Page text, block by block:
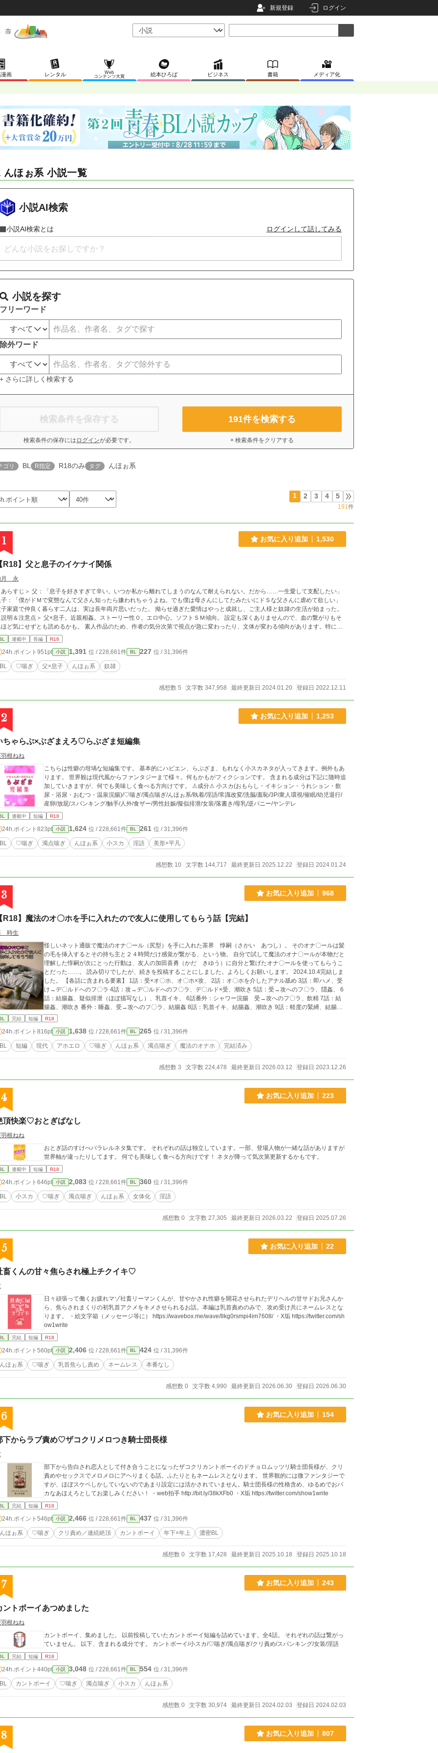
新規登録 ログイン
画 レンタル
Web
コンテンツ大賞
絵本ひろば ビジネス 書籍 メディア化
んほぉ系 小説一覧
小説AI検索
小説AI検索とは ログインして話してみる
小説を探す
フリーワード
除外ワード
+ さらに詳しく検索する
検索条件を保存する
検索条件の保存には ログインが必要です。
191件を検索する
× 検索条件をクリアする
ゴリ BL R指定 R18のみ タグ んほぉ系
1 2 3 4 5
191件
1 お気に入り追加 1,530
R18】父と息子のイケナイ関係
月 永
らすじ＞ 父：「息子を好きすぎて辛い。いつか私から離れてしまうのなんて耐えられない。だから……一生愛して支配したい」
：「僕がドＭで変態なんて父さん知ったら嫌われちゃうよね。でも僕は母さんにしてたみたいにドＳな父さんに虐めて欲しい」
家庭で仲良く暮らす二人は、実は長年両片思いだった。 拗らせ過ぎた愛情はやっと成就し、ご主人様と奴隷の生活が始まった。
明＆注意点＞ 父×息子。近親相姦。ストーリー性０。エロ中心。ソフトＳＭ傾向。 設定も深くありませんので、血の繋がりもそ
せずとも読めるかも。 素人作品のため、作者の気分次第で視点が急に変わったり、文体が変わる傾向があります。特にエ
章を試行錯誤中。 誤字脱字、話中の矛盾、変態プレイなど気になら方はどうぞ頭からっぽにして読んでください。 ＜キャラクタ
書＞ ●父：御主人様。40代。Ｓっ気あり。年齢に見合わず絶倫。妻（母）を亡くしてから息子が生きがい。歪んだ愛が蓄積し、
を奴隷とする。 息子を育てるために、在宅で出来る仕事をし、家事全般にも優秀。 ●息子：大学生。20代。快感に弱く流されや
。父限定で淫乱ビッチ奴隷。物心がついた頃からドＭだと自覚あり。母似で、幼少は女の子とからかわれるのが嫌で、今は適度
体を鍛えて身長も高い。通常時は父を「オヤジ」、自分を「俺」と呼ぶが、えっちな状況や気分になると「父さん」「僕」と無
連載中 長編 R18
24h.ポイント 951pt 小説 1,391 位 / 228,661件 BL 227 位 / 31,396件
BL ♡喘ぎ 父×息子 んほぉ系 奴隷
感想数 5 文字数 347,958 最終更新日 2024.01.20 登録日 2022.12.11
2 お気に入り追加 1,253
ちゃらぶ×ぶざまえろ♡らぶざま短編集
根ねね
こちらは性癖の坩堝な短編集です。 基本的にハピエン、らぶざま、もれなく小スカネタが入ってきます。例外もあ
ります。 世界観は現代風からファンタジーまで様々。何もかもがフィクションです。 含まれる成分は下記に随時追
加していきますが、何でも美味しく食べる方向けです。 ⚠成分⚠ 小スカ(おもらし・イキション・うれション・飲
尿・浴尿・おむつ・温泉浣腸)/♡喘ぎ/濁点喘ぎ/んほぉ系/執着/淫語/常識改変/洗脳/羞恥/3P/衆人環視/催眠/幼児退行/
産卵/放屁/スパンキング/触手/人外/食ザー/男性妊娠/擬似排泄/女装/落書き/母乳/逆バニー/ヤンデレ
連載中 短編 R18
24h.ポイント 823pt 小説 1,624 位 / 228,661件 BL 261 位 / 31,396件
BL ♡喘ぎ 濁点喘ぎ んほぉ系 小スカ 淫語 美形×平凡
感想数 10 文字数 144,717 最終更新日 2025.12.22 登録日 2024.01.24
3 お気に入り追加 968
R18】魔法のオ〇ホを手に入れたので友人に使用してもらう話【完結】
時生
怪しいネット通販で魔法のオナ〇ール（尻型）を手に入れた茶界 惇嗣（さかい あつし）。 そのオナ〇ールは髪
の毛を挿入するとその持ち主と２４時間だけ感覚が繋がる、という物。 自分で試して魔法のオナ〇ールが本物だと
理解した惇嗣が次にとった行動は、友人の加田喜勇（かだ きゆう）に自分と繋げたオナ〇ールを使ってもらうこ
とだった……。 読み切りでしたが、続きを投稿することにしました。よろしくお願いします。 2024.10.4完結しま
した。 【各話に含まれる要素】 1話：受×オ〇ホ、オ〇ホ×攻、 2話：オ〇ホを介したアナル舐め 3話：即ハメ、受
け→デ〇ルドへのフ〇ラ 4話：攻→デ〇ルドへのフ〇ラ、デ〇ルド×受、潮吹き 5話：受→攻へのフ〇ラ、隠姦、 6
話：結腸姦、疑似排泄（ほぼ描写なし）、乳首イキ、 6話番外：シャワー浣腸 受→攻へのフ〇ラ、飲精 7話：結
腸姦、潮吹き 番外：睡姦、受→攻へのフ〇ラ、結腸姦 8話：乳首イキ、結腸姦、潮吹き 9話：軽度の緊縛、結腸姦
10話：結腸姦、潮吹き 番外：尿道ブジー、結腸姦、潮吹き
完結 短編 R18
24h.ポイント 816pt 小説 1,638 位 / 228,661件 BL 265 位 / 31,396件
BL 短編 現代 アホエロ ♡喘ぎ んほぉ系 濁点喘ぎ 魔法のオナホ 完結済み
感想数 3 文字数 224,478 最終更新日 2026.03.12 登録日 2023.12.26
4 お気に入り追加 223
頂快楽♡おとぎばなし
根ねね
おとぎ話のすけべパラレルネタ集です。 それぞれの話は独立しています。一部、登場人物が一緒な話がありますが
世界軸が違ったりしてます。 何でも美味しく食べる方向けです！ ネタが降って気次第更新するかもです。
連載中 短編 R18
24h.ポイント 646pt 小説 2,083 位 / 228,661件 BL 360 位 / 31,396件
BL 小スカ ♡喘ぎ 濁点喘ぎ んほぉ系 女体化 淫語
感想数 0 文字数 27,305 最終更新日 2026.03.22 登録日 2025.07.26
5 お気に入り追加 22
畜くんの甘々焦らされ極上チクイキ♡
日々頑張って働くお疲れマゾ社畜リーマンくんが、甘やかされ性癖を開花させられたデリヘルの甘サドお兄さんか
ら、焦らされまくりの初乳首アクメをキメさせられるお話。本編は乳首責めのみで、攻め受け共にネームレスとな
ります。 ・絵文字箱（メッセージ等に） https://wavebox.me/wave/8kg0rsmpi4im7608/ ・X垢 https://twitter.com/sh
ow1write
完結 短編 R18
24h.ポイント 560pt 小説 2,406 位 / 228,661件 BL 424 位 / 31,396件
んほぉ系 ♡喘ぎ 乳首焦らし責め ネームレス 本番なし
感想数 0 文字数 4,990 最終更新日 2026.06.30 登録日 2026.06.30
6 お気に入り追加 154
下からラブ責め♡ザコクリメロつき騎士団長様
部下から告白され恋人として付き合うことになったザコクリカントボーイのドチョロムッツリ騎士団長様が、クリ
責めやセックスでメロメロにアヘりまくる話。ふたりともネームレスとなります。 世界観的には微ファンタジーで
すが、ほぼスケベしかしていないのであまり設定には活かされていません。騎士団長様の性格含め、ゆるめでおバ
カなあほえろとしてお楽しみください！ ・web拍手 http://bit.ly/38kXFb0 ・X垢 https://twitter.com/show1write
完結 短編 R18
24h.ポイント 546pt 小説 2,466 位 / 228,661件 BL 437 位 / 31,396件
んほぉ系 ♡喘ぎ クリ責め／連続絶頂 カントボーイ 年下×年上 濃密BL
感想数 0 文字数 17,428 最終更新日 2025.10.18 登録日 2025.10.18
7 お気に入り追加 243
ントボーイあつめました
根ねね
カントボーイ、集めました。 以前投稿していたカントボーイ短編を詰めています。全4話。 それぞれの話は繋がっ
ていません。 以下、含まれる成分です。 カントボーイ/小スカ/♡喘ぎ/濁点喘ぎ/クリ責め/スパンキング/女装/淫語
完結 短編 R18
24h.ポイント 440pt 小説 3,048 位 / 228,661件 BL 554 位 / 31,396件
BL カントボーイ ♡喘ぎ 濁点喘ぎ 小スカ んほぉ系
感想数 0 文字数 30,974 最終更新日 2024.02.03 登録日 2024.02.03
8 お気に入り追加 807